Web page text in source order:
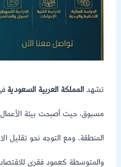
تشهد المملكة العربية السعودية
مسبوق، حيث أصبحت بيئة الأعمال
المنطقة. ومع التوجه نحو تقليل
والمتوسطة كعمود فقري